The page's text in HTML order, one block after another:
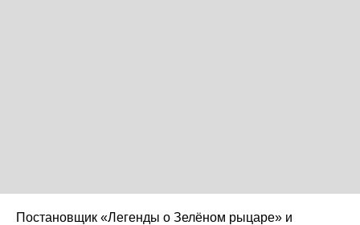
Постановщик «Легенды о Зелёном рыцаре» и